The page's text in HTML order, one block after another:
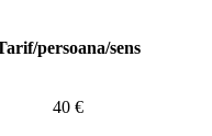
persoana/sens
40 €